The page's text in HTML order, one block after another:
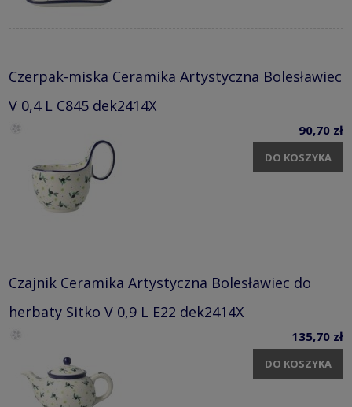
Czerpak-miska Ceramika Artystyczna Bolesławiec
V 0,4 L C845 dek2414X
90,70 zł
DO KOSZYKA
Czajnik Ceramika Artystyczna Bolesławiec do
herbaty Sitko V 0,9 L E22 dek2414X
135,70 zł
DO KOSZYKA